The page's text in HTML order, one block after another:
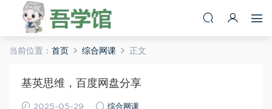
当前位置： 首页 综合网课 正文
基英思维，百度网盘分享
2025-05-29 综合网课